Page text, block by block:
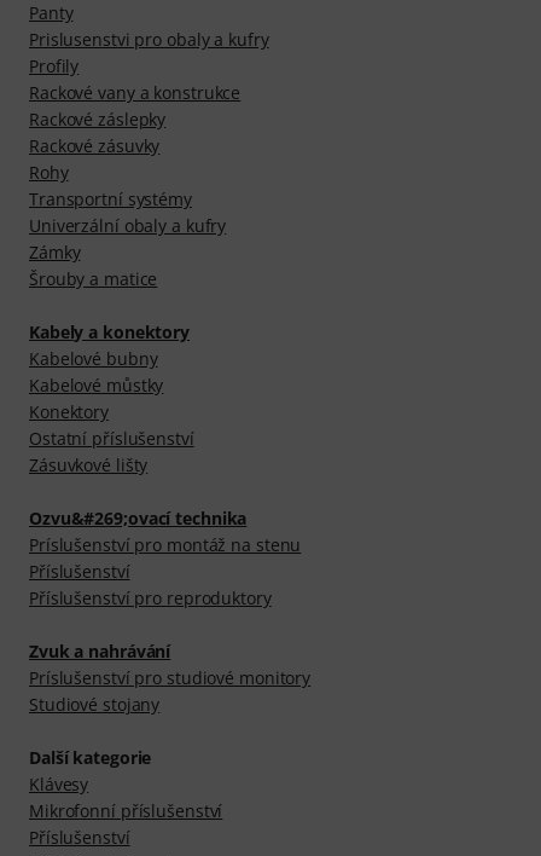
Panty
Prislusenstvi pro obaly a kufry
Profily
Rackové vany a konstrukce
Rackové záslepky
Rackové zásuvky
Rohy
Transportní systémy
Univerzální obaly a kufry
Zámky
Šrouby a matice
Kabely a konektory
Kabelové bubny
Kabelové můstky
Konektory
Ostatní příslušenství
Zásuvkové lišty
Ozvu&#269;ovací technika
Príslušenství pro montáž na stenu
Příslušenství
Příslušenství pro reproduktory
Zvuk a nahrávání
Príslušenství pro studiové monitory
Studiové stojany
Další kategorie
Klávesy
Mikrofonní příslušenství
Příslušenství